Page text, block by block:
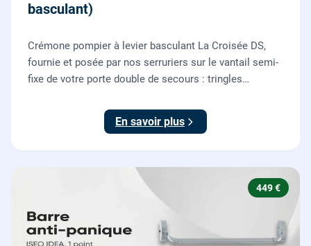
basculant)
Crémone pompier à levier basculant La Croisée DS,
fournie et posée par nos serruriers sur le vantail semi-
fixe de votre porte double de secours : tringles
En savoir plus
449 €